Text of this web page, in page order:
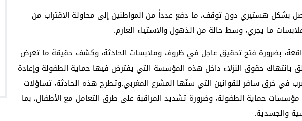
بشكل هستيري دون توقف، ما دفع عدداً من المواطنين إلى محاولة الاقتراب من
ما يجري، وسط حالة من الذهول والاستياء العارم.
بضرورة فتح تحقيق عاجل في ظروف وملابسات الحادثة، وكشف حقيقة ما تعرض
بانتهاك حقوق النزلاء داخل هذه المؤسسة التي يفترض فيها حماية الطفولة وإعادة
في خرق سافر للقوانين التي سنّها المشرع المغربي.وتطرح هذه الحادثة، تساؤلات
مؤسسات حماية الطفولة، وضرورة تشديد المراقبة على طرق التعامل مع الأطفال، بما
والجسدية.